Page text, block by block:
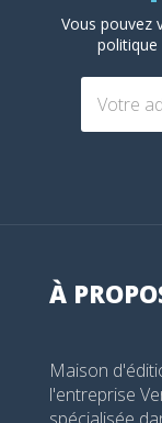
Vous pouvez
politique
À
Maison
l'entreprise
spécialisée